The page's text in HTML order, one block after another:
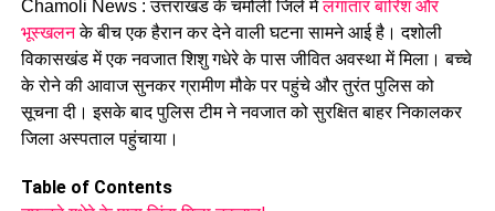
Chamoli News : उत्तराखंड के चमोली जिले मेंलगातार बारिश और
भूस्खलनके बीच एक हैरान कर देने वाली घटना सामने आई है। दशोली
विकासखंड में एक नवजात शिशु गधेरे के पास जीवित अवस्था में मिला। बच्चे
के रोने की आवाज सुनकर ग्रामीण मौके पर पहुंचे और तुरंत पुलिस को
सूचना दी। इसके बाद पुलिस टीम ने नवजात को सुरक्षित बाहर निकालकर
जिला अस्पताल पहुंचाया।
Table of Contents